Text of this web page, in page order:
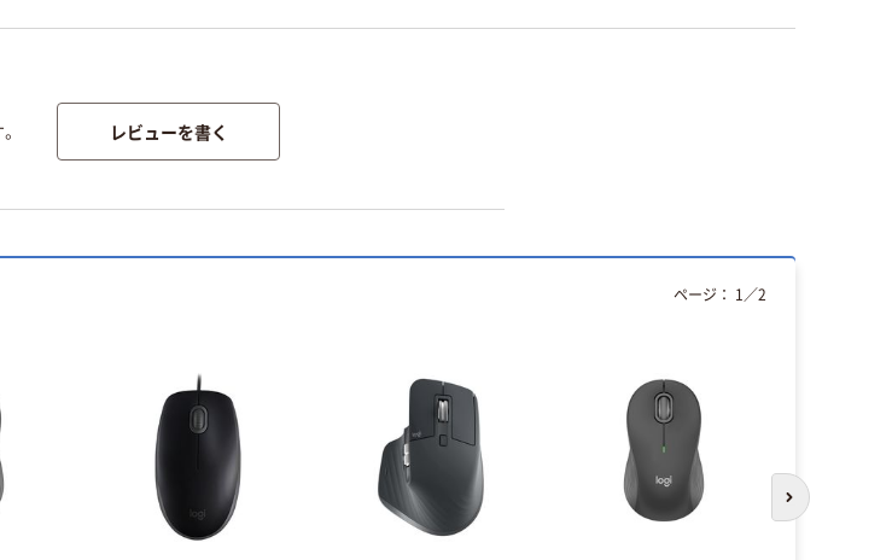
レビューを書く
ページ： 1 ／2
次のスライド